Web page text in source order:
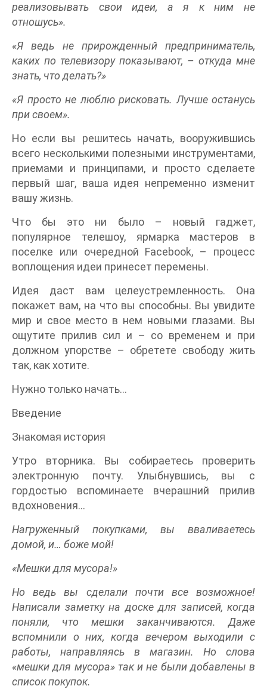
реализовывать свои идеи, а я к ним не
отношусь».
«Я ведь не прирожденный предприниматель,
каких по телевизору показывают, – откуда мне
знать, что делать?»
«Я просто не люблю рисковать. Лучше останусь
при своем».
Но если вы решитесь начать, вооружившись
всего несколькими полезными инструментами,
приемами и принципами, и просто сделаете
первый шаг, ваша идея непременно изменит
вашу жизнь.
Что бы это ни было – новый гаджет,
популярное телешоу, ярмарка мастеров в
поселке или очередной Facebook, – процесс
воплощения идеи принесет перемены.
Идея даст вам целеустремленность. Она
покажет вам, на что вы способны. Вы увидите
мир и свое место в нем новыми глазами. Вы
ощутите прилив сил и – со временем и при
должном упорстве – обретете свободу жить
так, как хотите.
Нужно только начать…
Введение
Знакомая история
Утро вторника. Вы собираетесь проверить
электронную почту. Улыбнувшись, вы с
гордостью вспоминаете вчерашний прилив
вдохновения…
Нагруженный покупками, вы вваливаетесь
домой, и… боже мой!
«Мешки для мусора!»
Но ведь вы сделали почти все возможное!
Написали заметку на доске для записей, когда
поняли, что мешки заканчиваются. Даже
вспомнили о них, когда вечером выходили с
работы, направляясь в магазин. Но слова
«мешки для мусора» так и не были добавлены в
список покупок.